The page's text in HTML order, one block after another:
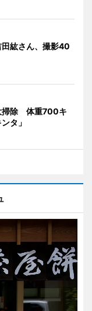
紘さん、撮影40
掃除 体重700キ
タ」